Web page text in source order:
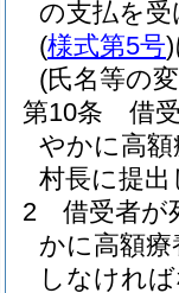
の支払を受
(様式第5号)
(氏名等の
第10条
借
やかに高額
村長に提
2
借受者が
かに高額
しなけれ